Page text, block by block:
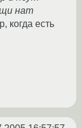
нат
когда есть